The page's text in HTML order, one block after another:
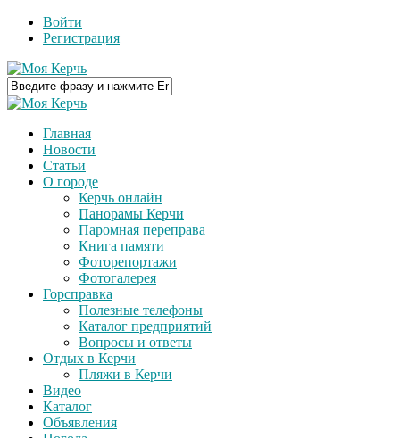
Войти
Регистрация
Главная
Новости
Статьи
О городе
Керчь онлайн
Панорамы Керчи
Паромная переправа
Книга памяти
Фоторепортажи
Фотогалерея
Горсправка
Полезные телефоны
Каталог предприятий
Вопросы и ответы
Отдых в Керчи
Пляжи в Керчи
Видео
Каталог
Объявления